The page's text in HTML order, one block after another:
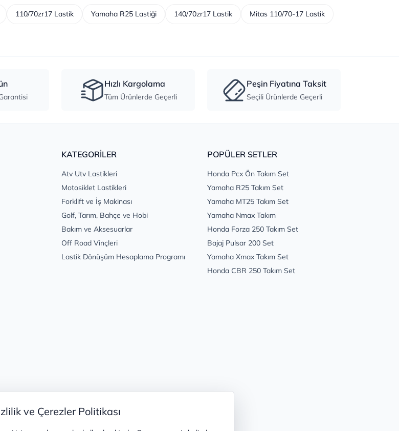
ve Çerezler Politikası
110/70zr17 Lastik Yamaha R25 Lastiği 140/70zr17 Lastik Mitas 110/70-17 Lastik
Hızlı Kargolama
Tüm Ürünlerde Geçerli
Peşin Fiyatına Taksit
Seçili Ürünlerde Geçerli
KATEGORİLER
Atv Utv Lastikleri
Motosiklet Lastikleri
Forklift ve İş Makinası
Golf, Tarım, Bahçe ve Hobi
Bakım ve Aksesuarlar
Off Road Vinçleri
Lastik Dönüşüm Hesaplama Programı
POPÜLER SETLER
Honda Pcx Ön Takım Set
Yamaha R25 Takım Set
Yamaha MT25 Takım Set
Yamaha Nmax Takım
Honda Forza 250 Takım Set
Bajaj Pulsar 200 Set
Yamaha Xmax Takım Set
Honda CBR 250 Takım Set